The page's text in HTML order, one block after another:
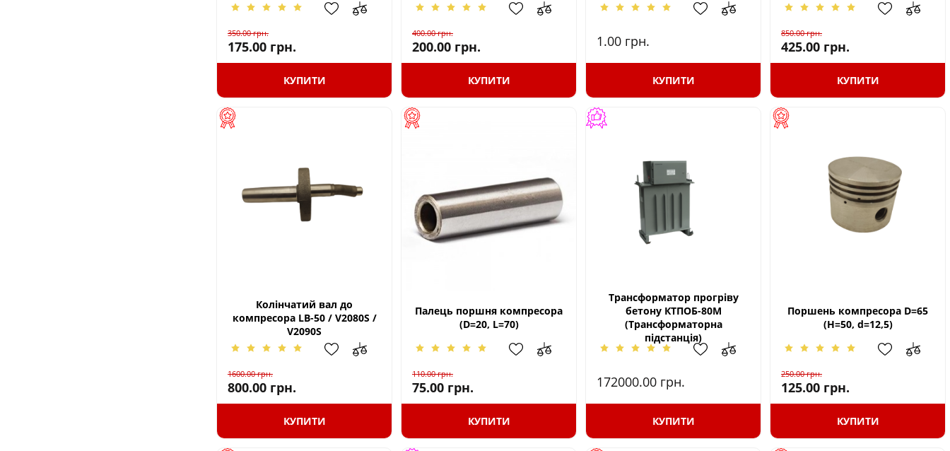
350.00грн.
175.00 грн.
КУПИТИ
400.00грн.
200.00 грн.
КУПИТИ
1.00 грн.
КУПИТИ
850.00грн.
425.00 грн.
КУПИТИ
Колінчатий вал до
компресора LB-50 / V2080S /
V2090S
1600.00грн.
800.00 грн.
КУПИТИ
Палець поршня компресора
(D=20, L=70)
110.00грн.
75.00 грн.
КУПИТИ
Трансформатор прогріву
бетону КТПОБ-80М
(Трансформаторна
підстанція)
172000.00 грн.
КУПИТИ
Поршень компресора D=65
(H=50, d=12,5)
250.00грн.
125.00 грн.
КУПИТИ